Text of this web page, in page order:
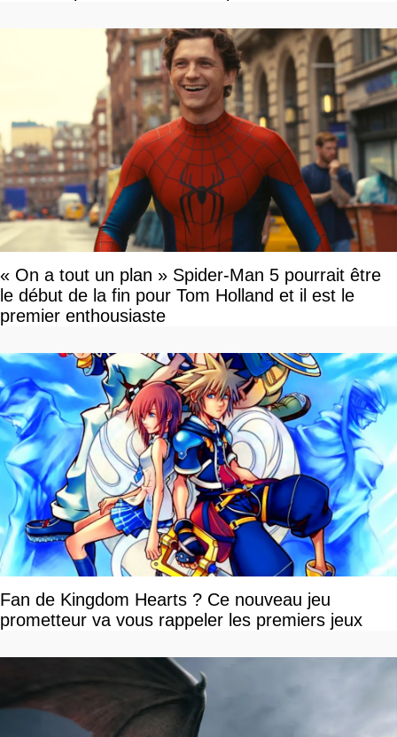
« On a tout un plan » Spider-Man 5 pourrait être
le début de la fin pour Tom Holland et il est le
premier enthousiaste
Fan de Kingdom Hearts ? Ce nouveau jeu
prometteur va vous rappeler les premiers jeux